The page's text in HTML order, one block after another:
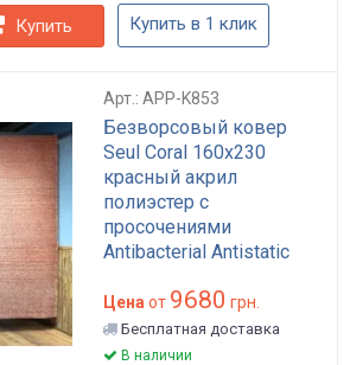
Купить Купить в 1 клик
Арт.: APP-K853
Безворсовый ковер
Seul Coral 160x230
красный акрил
полиэстер с
просочениями
Antibacterial Antistatic
гостиную арт: APP-K853
Цена от 9680 грн.
Бесплатная доставка
В наличии